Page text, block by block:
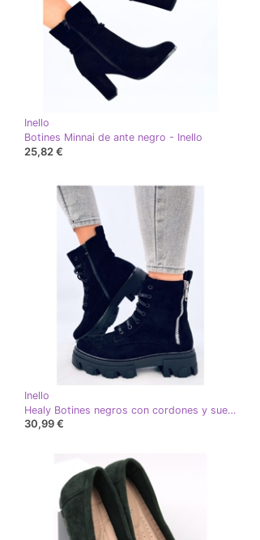
Inello
Botines Minnai de ante negro - Inello
25,82 €
Inello
Healy Botines negros con cordones y suela gruesa - Inello
30,99 €